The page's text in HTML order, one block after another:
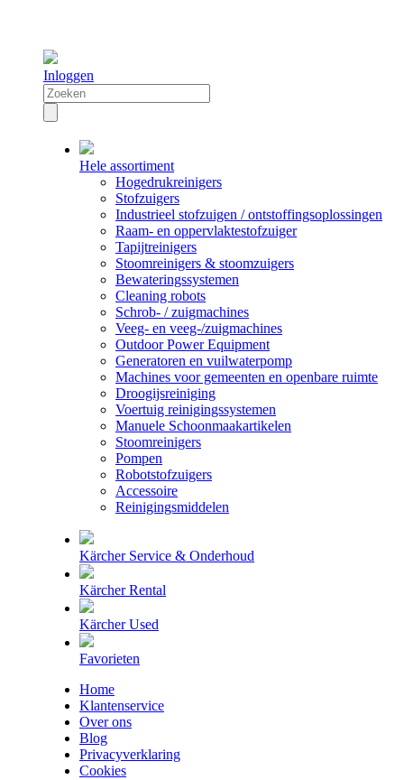
Inloggen
Hele assortiment
Hogedrukreinigers
Stofzuigers
Industrieel stofzuigen / ontstoffingsoplossingen
Raam- en oppervlaktestofzuiger
Tapijtreinigers
Stoomreinigers & stoomzuigers
Bewateringssystemen
Cleaning robots
Schrob- / zuigmachines
Veeg- en veeg-/zuigmachines
Outdoor Power Equipment
Generatoren en vuilwaterpomp
Machines voor gemeenten en openbare ruimte
Droogijsreiniging
Voertuig reinigingssystemen
Manuele Schoonmaakartikelen
Stoomreinigers
Pompen
Robotstofzuigers
Accessoire
Reinigingsmiddelen
Kärcher Service & Onderhoud
Kärcher Rental
Kärcher Used
Favorieten
Home
Klantenservice
Over ons
Blog
Privacyverklaring
Cookies